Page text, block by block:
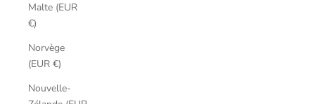
Malte (EUR
€)
Norvège
(EUR €)
Nouvelle-